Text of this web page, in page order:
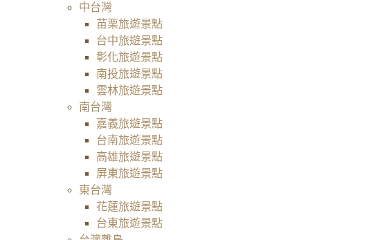
中台灣
苗栗旅遊景點
台中旅遊景點
彰化旅遊景點
南投旅遊景點
雲林旅遊景點
南台灣
嘉義旅遊景點
台南旅遊景點
高雄旅遊景點
屏東旅遊景點
東台灣
花蓮旅遊景點
台東旅遊景點